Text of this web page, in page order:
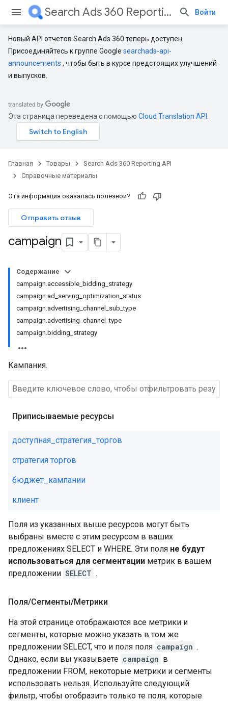
Search Ads 360 Reporting API Войти
Новый API отчетов Search Ads 360 теперь доступен.
Присоединяйтесь к группе Google searchads-api-
announcements , чтобы быть в курсе предстоящих улучшений
и выпусков.
Эта страница переведена с помощью Cloud Translation API
Главная Товары
Search Ads 360 Reporting API
Справочные материалы
Эта информация оказалась полезной?
Отправить отзыв
campaign
Содержание
campaign.accessible_bidding_strategy
campaign.ad_serving_optimization_status
campaign.advertising_channel_sub_type
campaign.advertising_channel_type
campaign.bidding_strategy
Кампания.
Приписываемые ресурсы
доступная_стратегия_торгов
стратегия торгов
бюджет_кампании
клиент
Поля из указанных выше ресурсов могут быть
выбраны вместе с этим ресурсом в ваших
предложениях SELECT и WHERE. Эти поля не будут
использоваться для сегментации метрик в вашем
предложении SELECT .
Поля/Сегменты/Метрики
На этой странице отображаются все метрики и
сегменты, которые можно указать в том же
предложении SELECT, что и поля поля campaign .
Однако, если вы указываете campaign в
предложении FROM, некоторые метрики и сегменты
использовать нельзя. Используйте следующий
фильтр, чтобы отобразить только те поля, которые